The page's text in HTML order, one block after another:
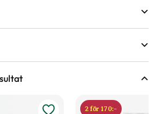
Hur vi mäter leveranshöjd på växter
cm Höjd på trädgårdsväxter
odlingszon? 2 för 170:-